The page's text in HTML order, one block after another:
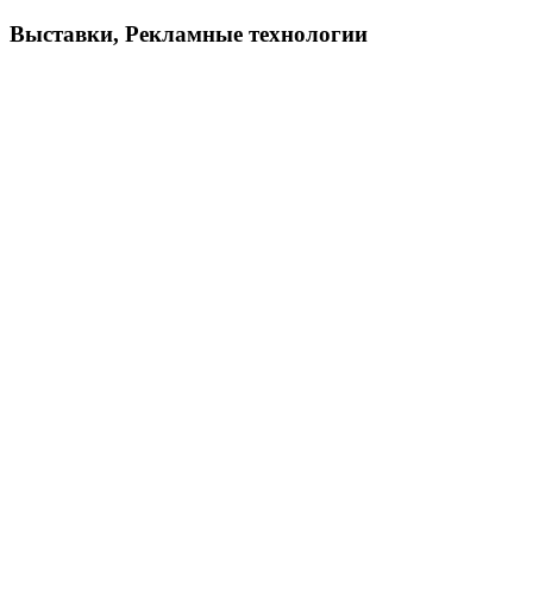
Выставки, Рекламные технологии